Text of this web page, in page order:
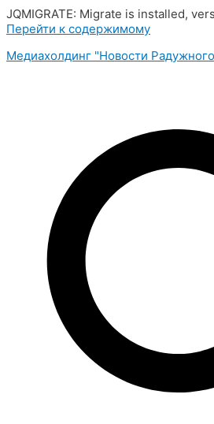
JQMIGRATE: Migrate is installed,
Перейти к содержимому
Медиахолдинг "Новости